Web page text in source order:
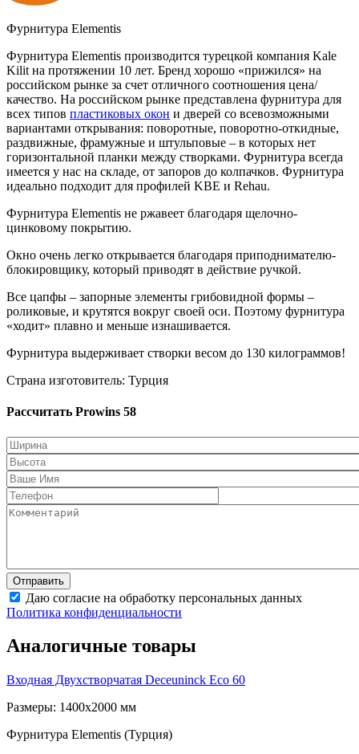
Фурнитура Elementis
Фурнитура Elementis производится турецкой компания Kale
Kilit на протяжении 10 лет. Бренд хорошо «прижился» на
российском рынке за счет отличного соотношения цена/
качество. На российском рынке представлена фурнитура для
всех типов пластиковых окон и дверей со всевозможными
вариантами открывания: поворотные, поворотно-откидные,
раздвижные, фрамужные и штульповые – в которых нет
горизонтальной планки между створками. Фурнитура всегда
имеется у нас на складе, от запоров до колпачков. Фурнитура
идеально подходит для профилей KBE и Rehau.
Фурнитура Elementis не ржавеет благодаря щелочно-
цинковому покрытию.
Окно очень легко открывается благодаря приподнимателю-
блокировщику, который приводят в действие ручкой.
Все цапфы – запорные элементы грибовидной формы –
роликовые, и крутятся вокруг своей оси. Поэтому фурнитура
«ходит» плавно и меньше изнашивается.
Фурнитура выдерживает створки весом до 130 килограммов!
Страна изготовитель: Турция
Рассчитать Prowins 58
Даю согласие на обработку персональных данных
Политика конфиденциальности
Аналогичные товары
Входная Двухстворчатая Deceuninck Eco 60
Размеры: 1400x2000 мм
Фурнитура Elementis (Турция)